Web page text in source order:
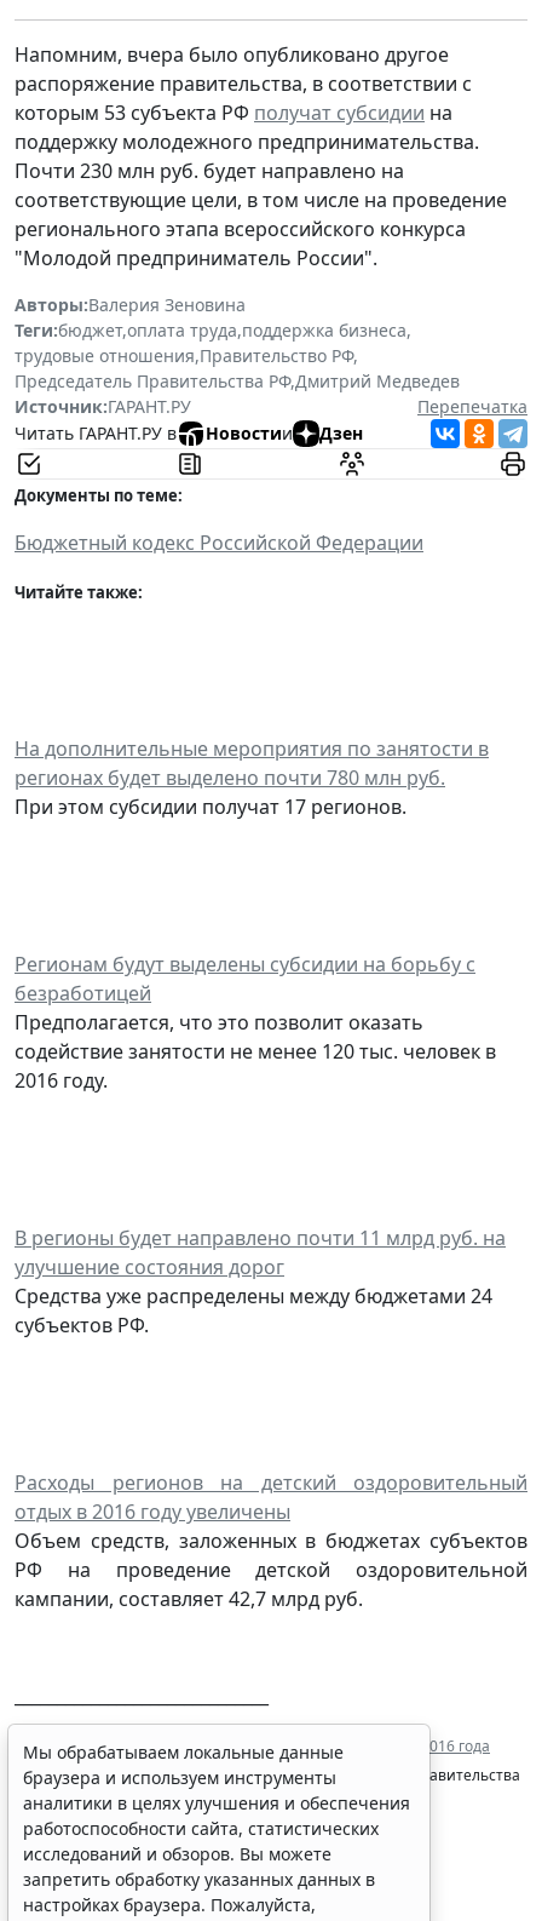
Напомним, вчера было опубликовано другое
распоряжение правительства, в соответствии с
которым 53 субъекта РФ получат субсидии на
поддержку молодежного предпринимательства.
Почти 230 млн руб. будет направлено на
соответствующие цели, в том числе на проведение
регионального этапа всероссийского конкурса
"Молодой предприниматель России".
Авторы:Валерия Зеновина
Теги:бюджет,оплата труда,поддержка бизнеса,
трудовые отношения,Правительство РФ,
Председатель Правительства РФ,Дмитрий Медведев
Источник:ГАРАНТ.РУ
Перепечатка
Читать ГАРАНТ.РУ в
Новостии Дзен
Документы по теме:
Бюджетный кодекс Российской Федерации
Читайте также:
На дополнительные мероприятия по занятости в
регионах будет выделено почти 780 млн руб.
При этом субсидии получат 17 регионов.
Регионам будут выделены субсидии на борьбу с
безработицей
Предполагается, что это позволит оказать
содействие занятости не менее 120 тыс. человек в
2016 году.
В регионы будет направлено почти 11 млрд руб. на
улучшение состояния дорог
Средства уже распределены между бюджетами 24
субъектов РФ.
Расходы регионов на детский оздоровительный
отдых в 2016 году увеличены
Объем средств, заложенных в бюджетах субъектов
РФ на проведение детской оздоровительной
кампании, составляет 42,7 млрд руб.
С текстомраспоряжения Правительства РФ от 9 июля 2016 года
№1447-рможно ознакомиться на официальном сайте Правительства
РФ.
Мы обрабатываем локальные данные
браузера и используем инструменты
аналитики в целях улучшения и обеспечения
работоспособности сайта, статистических
исследований и обзоров. Вы можете
запретить обработку указанных данных в
настройках браузера. Пожалуйста,